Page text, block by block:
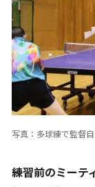
写真：多球練で監督
――練習前のミー